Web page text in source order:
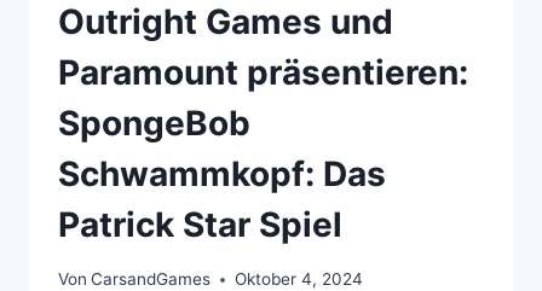
Outright Games und
Paramount präsentieren:
SpongeBob
Schwammkopf: Das
Patrick Star Spiel
Von CarsandGames Oktober 4, 2024